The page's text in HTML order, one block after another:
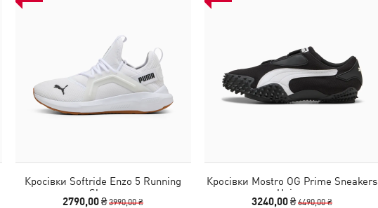
Кросівки Softride Enzo 5 Running
Shoes
2790,00 ₴3990,00 ₴
Кросівки Mostro OG Prime Sneakers
Unisex
3240,00 ₴6490,00 ₴